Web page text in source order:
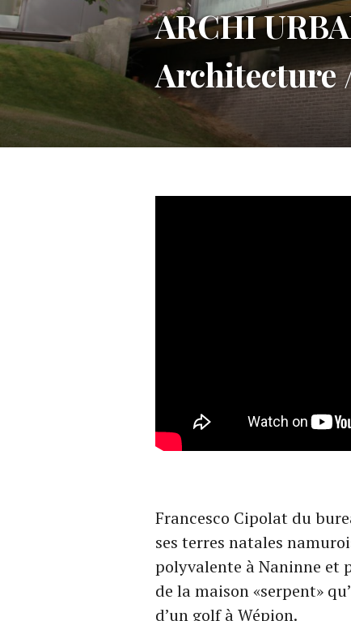
ARCHI
Architecture
Francesco Cipolat du
ses terres natales
polyvalente à Naninne et
de la maison «serpent»
d’un golf à Wépion.